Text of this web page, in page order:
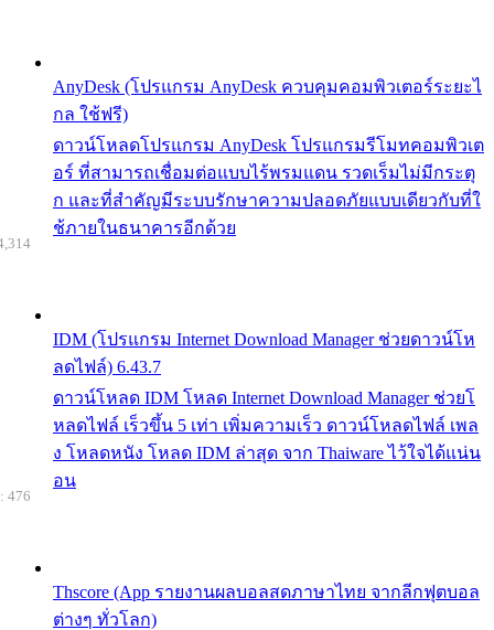
AnyDesk (โปรแกรม AnyDesk ควบคุมคอมพิวเตอร์ระยะไ
กล ใช้ฟรี)
ดาวน์โหลดโปรแกรม AnyDesk โปรแกรมรีโมทคอมพิวเต
อร์ ที่สามารถเชื่อมต่อแบบไร้พรมแดน รวดเร็มไม่มีกระตุ
ก และที่สำคัญมีระบบรักษาความปลอดภัยแบบเดียวกับที่ใ
ช้ภายในธนาคารอีกด้วย
IDM (โปรแกรม Internet Download Manager ช่วยดาวน์โห
ลดไฟล์) 6.43.7
ดาวน์โหลด IDM โหลด Internet Download Manager ช่วยโ
หลดไฟล์ เร็วขึ้น 5 เท่า เพิ่มความเร็ว ดาวน์โหลดไฟล์ เพล
ง โหลดหนัง โหลด IDM ล่าสุด จาก Thaiware ไว้ใจได้แน่น
อน
Thscore (App รายงานผลบอลสดภาษาไทย จากลีกฟุตบอล
ต่างๆ ทั่วโลก)
476